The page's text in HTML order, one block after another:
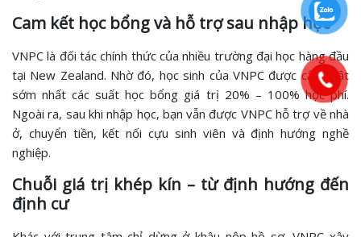
Cam kết học bổng và hỗ trợ sau nhập học
VNPC là đối tác chính thức của nhiều trường đại học hàng đầu
tại New Zealand. Nhờ đó, học sinh của VNPC được cập nhật
sớm nhất các suất học bổng giá trị 20% – 100% học phí.
Ngoài ra, sau khi nhập học, bạn vẫn được VNPC hỗ trợ về nhà
ở, chuyển tiền, kết nối cựu sinh viên và định hướng nghề
nghiệp.
Chuỗi giá trị khép kín – từ định hướng đến
định cư